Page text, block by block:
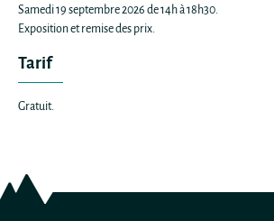
Samedi 19 septembre 2026 de 14h à 18h30.
Exposition et remise des prix.
Tarif
Gratuit.